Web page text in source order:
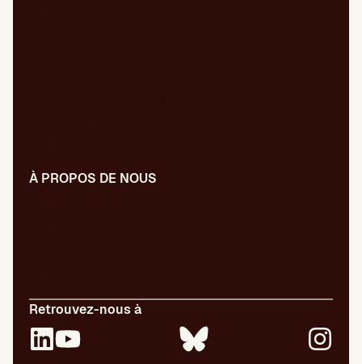
À PROPOS DE NOUS
Retrouvez-nous à